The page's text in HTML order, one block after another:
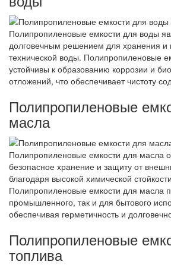
Полипропиленовые емкости для воды
долговечным решением для хранения и
технической воды. Полипропиленовые
устойчивы к образованию коррозии и
отложений, что обеспечивает чистоту
Полипропиленовые
масла
Полипропиленовые емкости для масла
безопасное хранение и защиту от
благодаря высокой химической
Полипропиленовые емкости для масла
промышленного, так и для бытового
обеспечивая герметичность и
Полипропиленовые
топлива